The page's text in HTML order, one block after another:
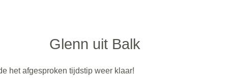
Glenn uit Balk
het afgesproken tijdstip weer klaar!